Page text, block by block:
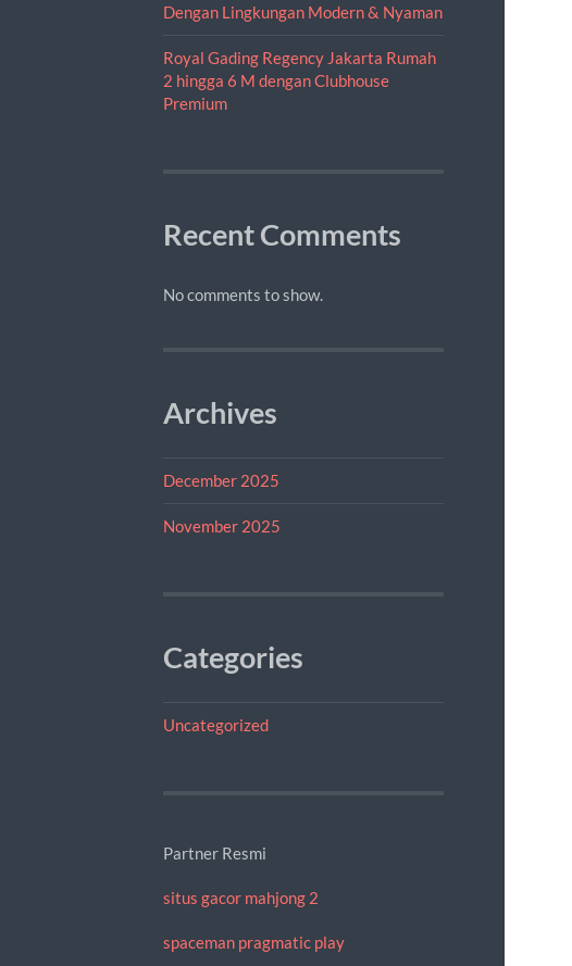
Dengan Lingkungan Modern & Nyaman
Royal Gading Regency Jakarta Rumah
2 hingga 6 M dengan Clubhouse
Premium
Recent Comments
No comments to show.
Archives
December 2025
November 2025
Categories
Uncategorized
Partner Resmi
situs gacor mahjong 2
spaceman pragmatic play